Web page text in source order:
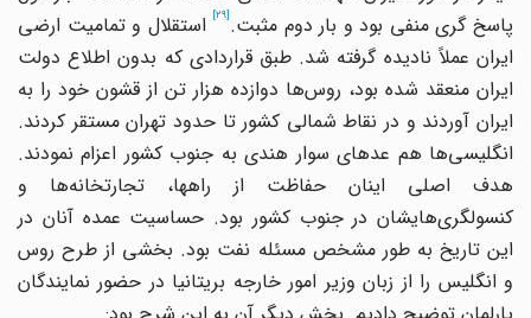
پاسخ گری منفی بود و بار دوم مثبت.
استقلال و تمامیت ارضی
ایران عملاً نادیده گرفته شد. طبق قراردادی که بدون اطلاع دولت
ایران منعقد شده بود، روس‌ها دوازده هزار تن از قشون خود را به
ایران آوردند و در نقاط شمالی کشور تا حدود تهران مستقر کردند.
انگلیسی‌ها هم عده‎ای سوار هندی به جنوب کشور اعزام نمودند.
هدف اصلی اینان حفاظت از راهها، تجارتخانه‌ها و
کنسولگری‌هایشان در جنوب کشور بود. حساسیت عمده آنان در
این تاریخ به طور مشخص مسئله نفت بود. بخشی از طرح روس
و انگلیس را از زبان وزیر امور خارجه بریتانیا در حضور نمایندگان